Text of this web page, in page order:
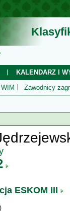
KALENDARZ I
Zawodnicy
ESKOM III